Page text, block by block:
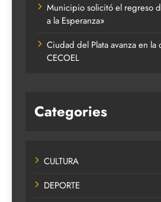
Municipio solicitó el regreso
a la Esperanza»
Ciudad del Plata avanza en
CECOEL
Categories
CULTURA
DEPORTE